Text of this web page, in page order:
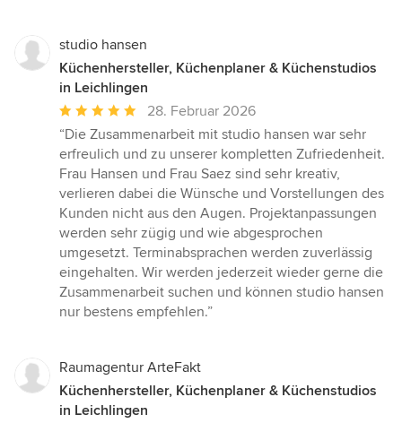
studio hansen
Küchenhersteller, Küchenplaner & Küchenstudios
in Leichlingen
Durchschnittliche
Bewertung:
5
von
5
Sternen
28. Februar 2026
“Die Zusammenarbeit mit studio hansen war sehr
erfreulich und zu unserer kompletten Zufriedenheit.
Frau Hansen und Frau Saez sind sehr kreativ,
verlieren dabei die Wünsche und Vorstellungen des
Kunden nicht aus den Augen. Projektanpassungen
werden sehr zügig und wie abgesprochen
umgesetzt. Terminabsprachen werden zuverlässig
eingehalten. Wir werden jederzeit wieder gerne die
Zusammenarbeit suchen und können studio hansen
nur bestens empfehlen.”
Raumagentur ArteFakt
Küchenhersteller, Küchenplaner & Küchenstudios
in Leichlingen